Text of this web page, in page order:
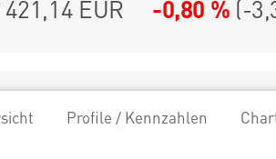
421,14 EUR -0,80 % (-
Profile / Kennzahlen